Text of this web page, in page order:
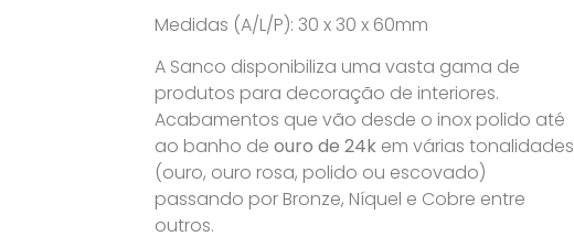
Medidas (A/L/P): 30 x 30 x 60mm
A Sanco disponibiliza uma vasta gama de
produtos para decoração de interiores.
Acabamentos que vão desde o inox polido até
ao banho de ouro de 24kem várias tonalidades
(ouro, ouro rosa, polido ou escovado)
passando por Bronze, Níquel e Cobre entre
outros.